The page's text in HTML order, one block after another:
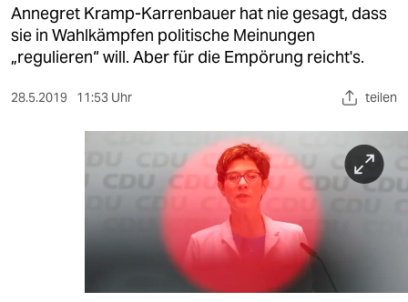
kultur
sport
berlin
wahrheit
Annegret Kramp-Karrenbauer hat nie gesagt, dass
sie in Wahlkämpfen politische Meinungen
„regulieren“ will. Aber für die Empörung reicht's.
28.5.2019 11:53 Uhr teilen